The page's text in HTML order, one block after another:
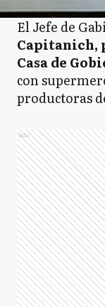
El Jefe de
Capitanich,
Casa de
con
productoras
Ads